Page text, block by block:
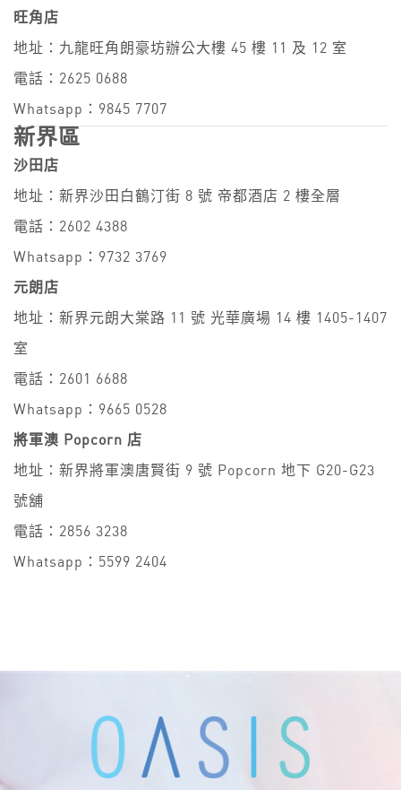
旺角店
地址：九龍旺角朗豪坊辦公大樓 45 樓 11 及 12 室
電話：2625 0688
Whatsapp：9845 7707
新界區
沙田店
地址：新界沙田白鶴汀街 8 號 帝都酒店 2 樓全層
電話：2602 4388
Whatsapp：9732 3769
元朗店
地址：新界元朗大棠路 11 號 光華廣場 14 樓 1405-1407
室
電話：2601 6688
Whatsapp：9665 0528
將軍澳 Popcorn 店
地址：新界將軍澳唐賢街 9 號 Popcorn 地下 G20-G23
號舖
電話：2856 3238
Whatsapp：5599 2404